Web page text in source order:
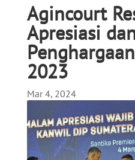
Agincourt
Apresiasi
2023
Mar 4, 2024